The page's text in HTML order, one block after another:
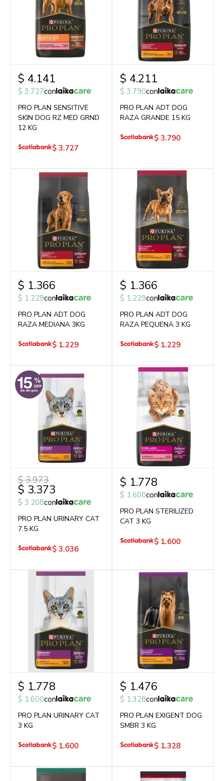
$ 4.141
$ 3.727con
PRO PLAN SENSITIVE
SKIN DOG RZ MED GRND
12 KG
$ 3.727
$ 4.211
$ 3.790con
PRO PLAN ADT DOG
RAZA GRANDE 15 KG
$ 3.790
$ 1.366
$ 1.229con
PRO PLAN ADT DOG
RAZA MEDIANA 3KG
$ 1.229
$ 1.366
$ 1.229con
PRO PLAN ADT DOG
RAZA PEQUENA 3 KG
$ 1.229
$ 3.373
$ 3.973
$ 3.208con
PRO PLAN URINARY CAT
7.5 KG
$ 3.036
$ 1.778
$ 1.600con
PRO PLAN STERILIZED
CAT 3 KG
$ 1.600
$ 1.778
$ 1.600con
PRO PLAN URINARY CAT
3 KG
$ 1.600
$ 1.476
$ 1.328con
PRO PLAN EXIGENT DOG
SMBR 3 KG
$ 1.328